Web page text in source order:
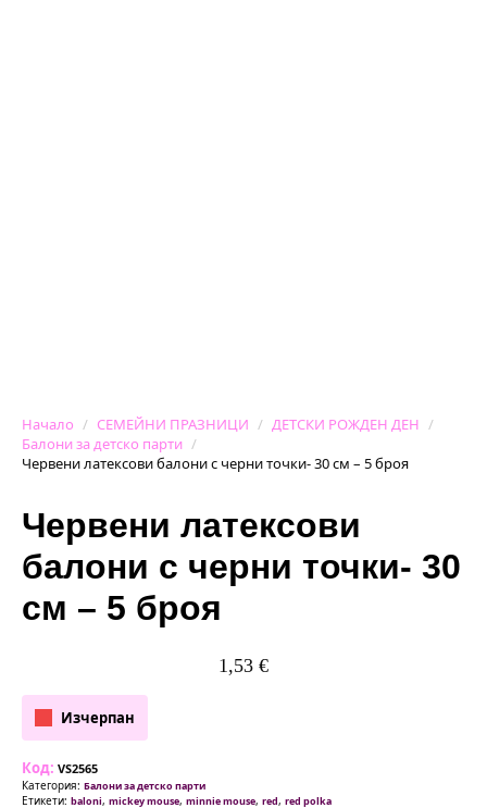
Начало СЕМЕЙНИ ПРАЗНИЦИ
ДЕТСКИ РОЖДЕН ДЕН
Балони за детско парти
Червени латексови балони с черни точки- 30 см – 5 броя
Червени латексови
балони с черни точки- 30
см – 5 броя
1,53 €
Изчерпан
Код: VS2565
Категория: Балони за детско парти
Етикети: baloni, mickey mouse, minnie mouse, red, red polka